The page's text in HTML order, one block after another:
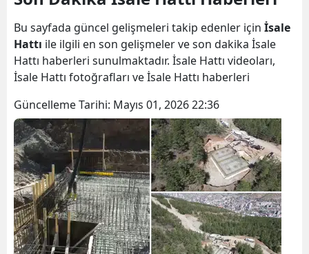
Bingöl
Bitlis
Bolu
Burdur
Bursa
Çanakkale
Çankırı
Çorum
Bu sayfada güncel gelişmeleri takip edenler için İsale
Hattı ile ilgili en son gelişmeler ve son dakika İsale
Hattı haberleri sunulmaktadır. İsale Hattı videoları,
İsale Hattı fotoğrafları ve İsale Hattı haberleri
Güncelleme Tarihi: Mayıs 01, 2026 22:36